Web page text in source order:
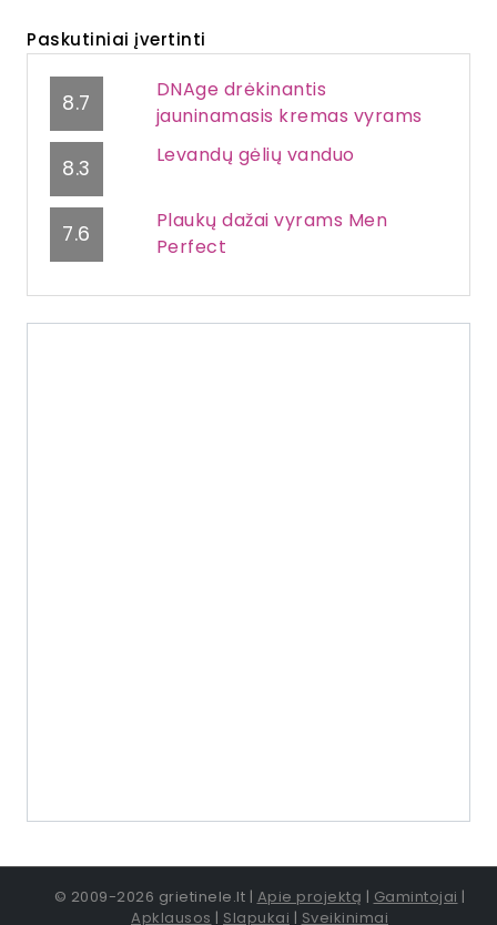
Paskutiniai įvertinti
8.7
DNAge drėkinantis
jauninamasis kremas vyrams
8.3
Levandų gėlių vanduo
7.6
Plaukų dažai vyrams Men
Perfect
© 2009-2026 grietinele.lt | Apie projektą | Gamintojai |
Apklausos | Slapukai | Sveikinimai